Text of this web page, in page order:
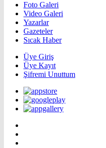
Foto Galeri
Video Galeri
Yazarlar
Gazeteler
Sıcak Haber
Üye Giriş
Üye Kayıt
Şifremi Unuttum